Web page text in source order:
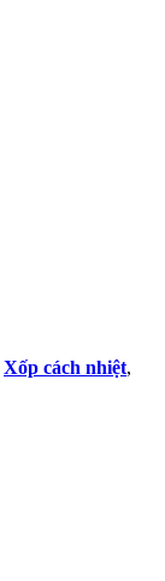
Xốp cách nhiệt,